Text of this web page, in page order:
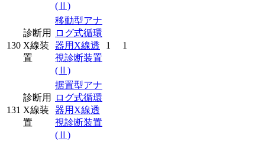
(Ⅱ)
130
診断用
X線装
置
移動型アナ
ログ式循環
器用X線透
視診断装置
(Ⅱ)
1 1
131
診断用
X線装
置
据置型アナ
ログ式循環
器用X線透
視診断装置
(Ⅱ)